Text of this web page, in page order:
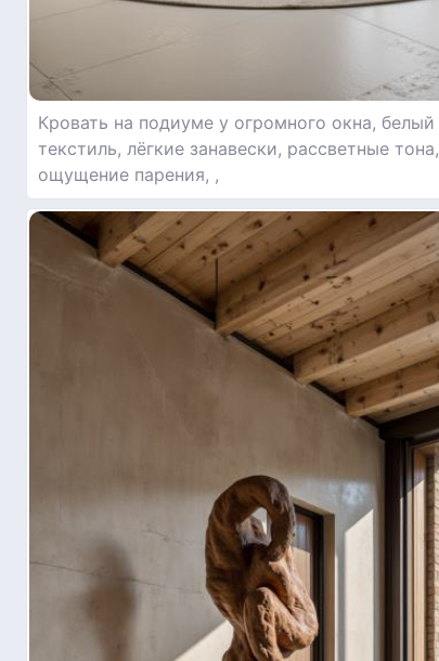
Кровать на подиуме у огромного окна, белый
текстиль, лёгкие занавески, рассветные тона,
ощущение парения, ,